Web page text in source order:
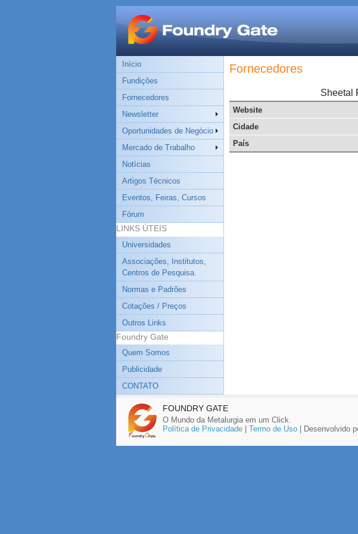
Início
Fundições
Fornecedores
Newsletter
Oportunidades de Negócio
Mercado de Trabalho
Notícias
Artigos Técnicos
Eventos, Feiras, Cursos
Fórum
LINKS ÚTEIS
Universidades
Associações, Institutos,
Centros de Pesquisa.
Normas e Padrões
Cotações / Preços
Outros Links
Foundry Gate
Quem Somos
Publicidade
CONTATO
Fornecedores
Sheetal
Website
Cidade
País
FOUNDRY GATE
O Mundo da Metalurgia em um Click.
Política de Privacidade| Termo de Uso| Desenvolvido